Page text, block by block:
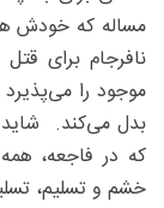
مساله که خودش
نافرجام برای
موجود را
بدل می‌کند.
که در فاجعه،
خشم و تسلیم،